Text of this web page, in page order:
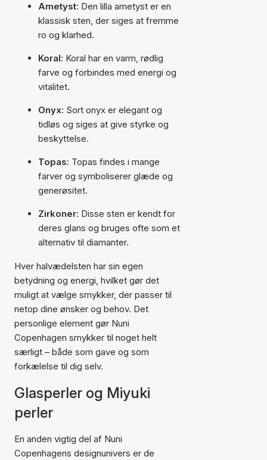
Ametyst: Den lilla ametyst er en
klassisk sten, der siges at fremme
ro og klarhed.
Koral: Koral har en varm, rødlig
farve og forbindes med energi og
vitalitet.
Onyx: Sort onyx er elegant og
tidløs og siges at give styrke og
beskyttelse.
Topas: Topas findes i mange
farver og symboliserer glæde og
generøsitet.
Zirkoner: Disse sten er kendt for
deres glans og bruges ofte som et
alternativ til diamanter.
Hver halvædelsten har sin egen
betydning og energi, hvilket gør det
muligt at vælge smykker, der passer til
netop dine ønsker og behov. Det
personlige element gør Nuni
Copenhagen smykker til noget helt
særligt – både som gave og som
forkælelse til dig selv.
Glasperler og Miyuki
perler
En anden vigtig del af Nuni
Copenhagens designunivers er de